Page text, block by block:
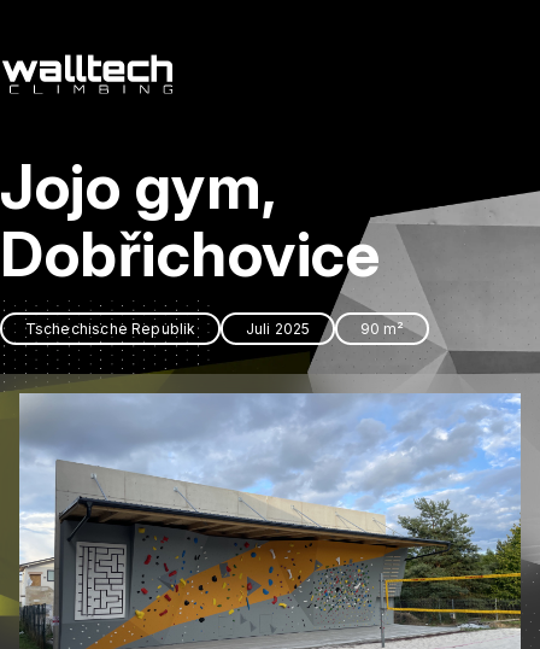
Referenzen
Kontakt
Jojo gym,
Dobřichovice
Tschechische Republik Juli 2025 90 m²